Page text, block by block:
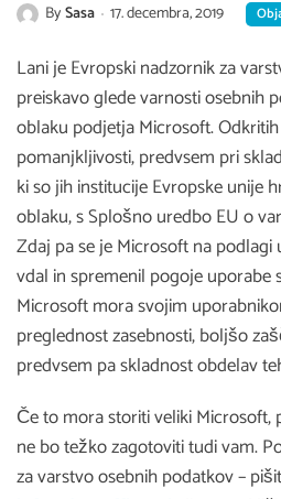
BySasa 17. decembra, 2019
Lani je Evropski nadzornik za
preiskavo glede varnosti osebnih
oblaku podjetja Microsoft.
pomanjkljivosti, predvsem pri
ki so jih institucije Evropske unije
oblaku, s Splošno uredbo EU o
Zdaj pa se je Microsoft na
vdal in spremenil pogoje uporabe
Microsoft mora svojim
preglednost zasebnosti, boljšo
predvsem pa skladnost obdelav
Če to mora storiti veliki Microsoft,
ne bo težko zagotoviti tudi vam.
za varstvo osebnih podatkov –